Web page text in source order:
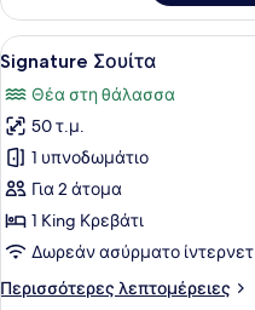
Δίκλινο
Δωμάτιο
(Double),
Μπαλκόνι,
Θέα
στη
Θάλασσα
Προβολή
όλων
των
φωτογραφιών
για
Signature
Σουίτα
7
Signature Σουίτα
Θέα στη θάλασσα
50 τ.μ.
1 υπνοδωμάτιο
Για 2 άτομα
1 King Κρεβάτι
Δωρεάν ασύρματο ίντερνετ
Περισσότερες λεπτομέρειες
Περισσότερες